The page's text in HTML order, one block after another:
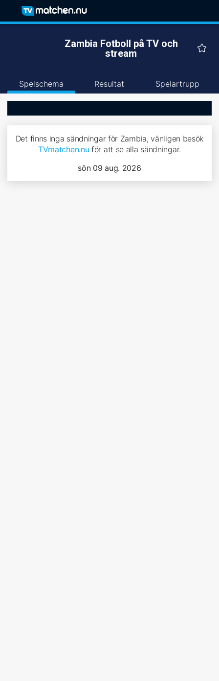
Zambia Fotboll på TV och
stream
Spelschema Resultat Spelartrupp
Det finns inga sändningar för Zambia, vänligen besök
TVmatchen.nu för att se alla sändningar.
sön 09 aug. 2026